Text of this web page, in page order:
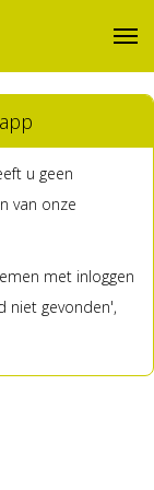
u geen
van onze
met inloggen
niet gevonden',